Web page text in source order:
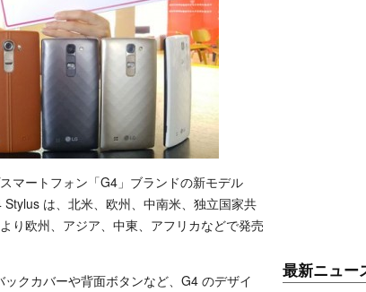
マートフォン「G4」ブランドの新モデル
は、北米、欧州、中南米、独立国家共
り欧州、アジア、中東、アフリカなどで発売
クカバーや背面ボタンなど、G4 のデザイ
最新ニュー